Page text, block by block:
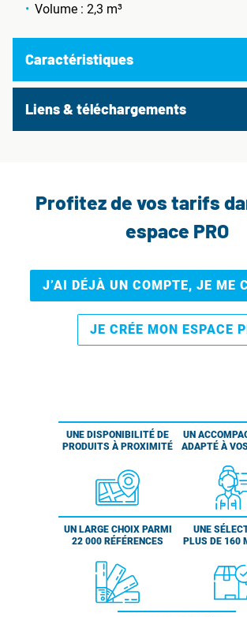
Volume : 2,3 m³
Caractéristiques
Liens & téléchargements
Profitez de vos tarifs
espace PRO
J’AI DÉJÀ UN COMPTE, JE ME
JE CRÉE MON ESPACE
UNE DISPONIBILITÉ DE
PRODUITS À PROXIMITÉ
UN
ADAPTÉ À
UN LARGE CHOIX PARMI
22 000 RÉFÉRENCES
UNE
PLUS DE 160